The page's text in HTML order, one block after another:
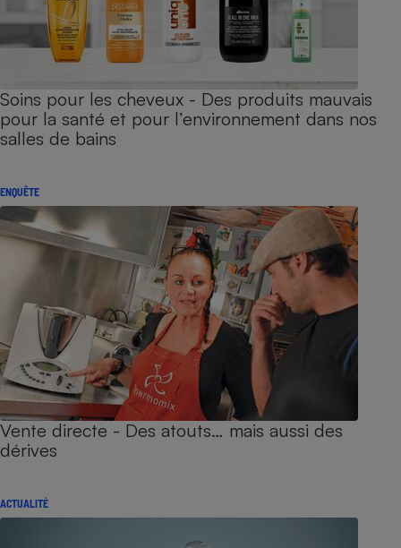
Soins pour les cheveux - Des produits mauvais
pour la santé et pour l’environnement dans nos
salles de bains
ENQUÊTE
Vente directe - Des atouts… mais aussi des
dérives
ACTUALITÉ